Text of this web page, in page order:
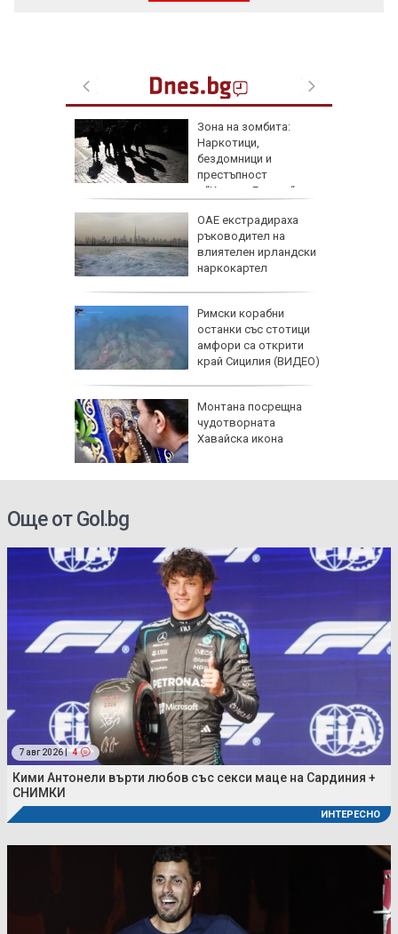
Зона на зомбита:
Наркотици,
бездомници и
престъпност
превземат лондонския “Ковънт Гардън“
ОАЕ екстрадираха
ръководител на
влиятелен ирландски
наркокартел
Римски корабни
останки със стотици
амфори са открити
край Сицилия (ВИДЕО)
Монтана посрещна
чудотворната
Хавайска икона
Още от Gol.bg
7 авг 2026 | 4
Кими Антонели върти любов със секси маце на Сардиния +
СНИМКИ
ИНТЕРЕСНО